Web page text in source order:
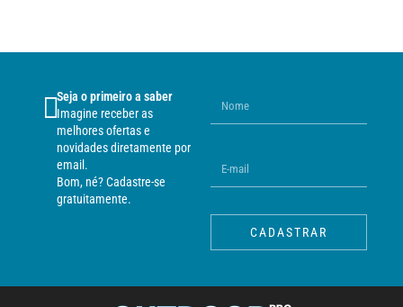
Seja o primeiro a saber
Imagine receber as
melhores ofertas e
novidades diretamente por
email.
Bom, né? Cadastre-se
gratuitamente.
CADASTRAR